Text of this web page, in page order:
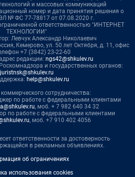
и массовых коммуникаций
номер и дата принятия решения о
№ ФС 77-78817 от 07.08.2020 г.
ответственностью "ИНТЕРНЕТ
ТЕХНОЛОГИИ"
Левчук Александр Николаевич
Кемерово, ул. 50 лет Октября, д. 11, офис
+7 (3842) 23-22-60
редакции: ngs42@shkulev.ru
и государственных органов:
juristnsk@shkulev.ru
help@shkulev.ru
сотрудничества:
по работе с федеральными клиентами
, моб. + 7 982 640 34 32
по работе с федеральными клиентами
, моб. +7 910 402 4056
ответственности за достоверность
в рекламных объявлениях.
об ограничениях
использования cookies